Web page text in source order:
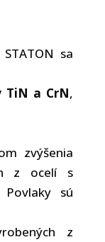
sa
TiN a CrN,
zvýšenia
z ocelí s
sú
z